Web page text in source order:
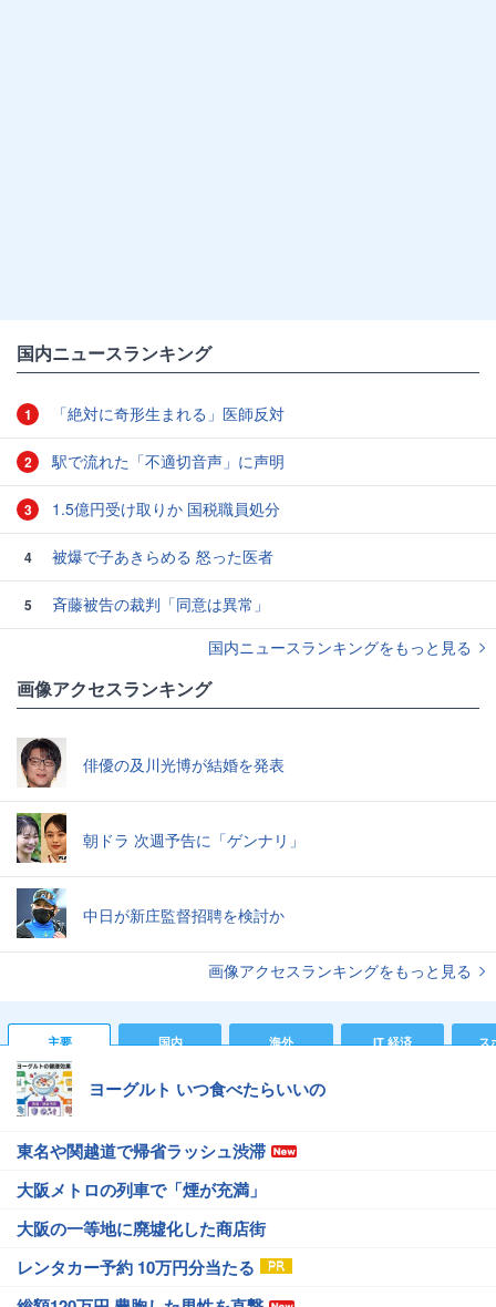
国内ニュースランキング
1 「絶対に奇形生まれる」医師反対
2 駅で流れた「不適切音声」に声明
3 1.5億円受け取りか 国税職員処分
4 被爆で子あきらめる 怒った医者
5
斉藤被告の裁判「同意は異常」
国内ニュースランキングをもっと見る
画像アクセスランキング
俳優の及川光博が結婚を発表
朝ドラ 次週予告に「ゲンナリ」
中日が新庄監督招聘を検討か
画像アクセスランキングをもっと見る
主要 国内 海外 IT 経済 ス
ヨーグルト いつ食べたらいいの
東名や関越道で帰省ラッシュ渋滞
大阪メトロの列車で「煙が充満」
大阪の一等地に廃墟化した商店街
レンタカー予約 10万円分当たる